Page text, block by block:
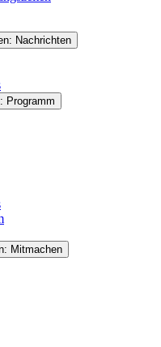
Nachrichten
Programm
Mitmachen